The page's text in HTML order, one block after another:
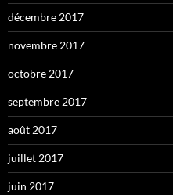
décembre 2017
novembre 2017
octobre 2017
septembre 2017
août 2017
juillet 2017
juin 2017